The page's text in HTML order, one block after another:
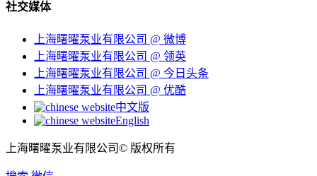
社交媒体
上海曙曜泵业有限公司 @ 微博
上海曙曜泵业有限公司 @ 领英
上海曙曜泵业有限公司 @ 今日头条
上海曙曜泵业有限公司 @ 优酷
中文版
English
上海曙曜泵业有限公司© 版权所有